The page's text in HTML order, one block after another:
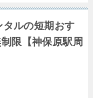
タルの短期おす
限【神保原駅周